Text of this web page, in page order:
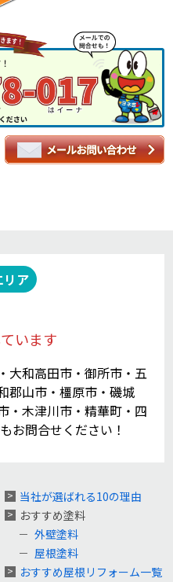
リア
います
大和高田市・御所市・五
郡山市・橿原市・磯城
・木津川市・精華町・四
お問合せください！
当社が選ばれる10の理由
おすすめ塗料
外壁塗料
屋根塗料
おすすめ屋根リフォーム一覧